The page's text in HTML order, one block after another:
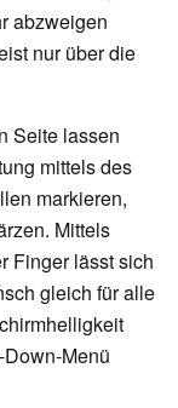
abzweigen
nur über die
Seite lassen
mittels des
markieren,
Mittels
Finger lässt sich
gleich für alle
Menü